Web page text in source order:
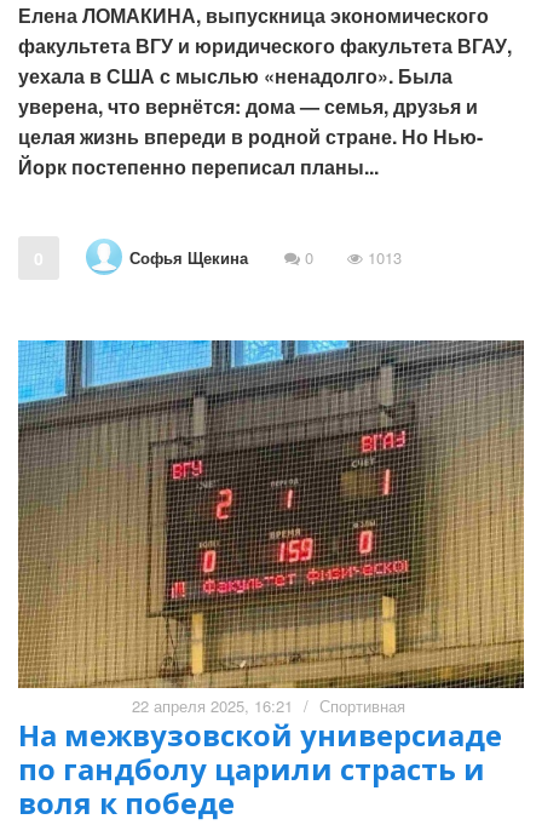
Елена ЛОМАКИНА, выпускница экономического
факультета ВГУ и юридического факультета ВГАУ,
уехала в США с мыслью «ненадолго». Была
уверена, что вернётся: дома — семья, друзья и
целая жизнь впереди в родной стране. Но Нью-
Йорк постепенно переписал планы...
0 Софья Щекина 0 1013
22 апреля 2025, 16:21 / Спортивная
На межвузовской универсиаде
по гандболу царили страсть и
воля к победе